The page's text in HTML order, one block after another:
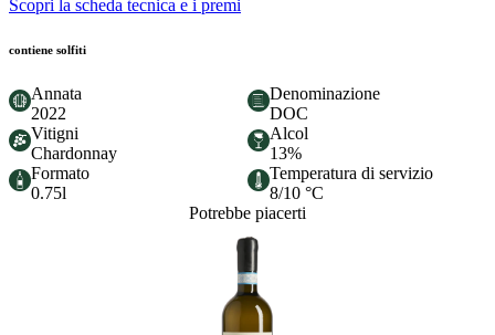
Scopri la scheda tecnica e i premi
contiene solfiti
Annata
2022
Denominazione
DOC
Vitigni
Chardonnay
Alcol
13%
Formato
0.75l
Temperatura di servizio
8/10 °C
Potrebbe piacerti